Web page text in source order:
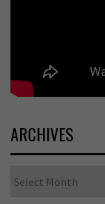
ARCHIVES